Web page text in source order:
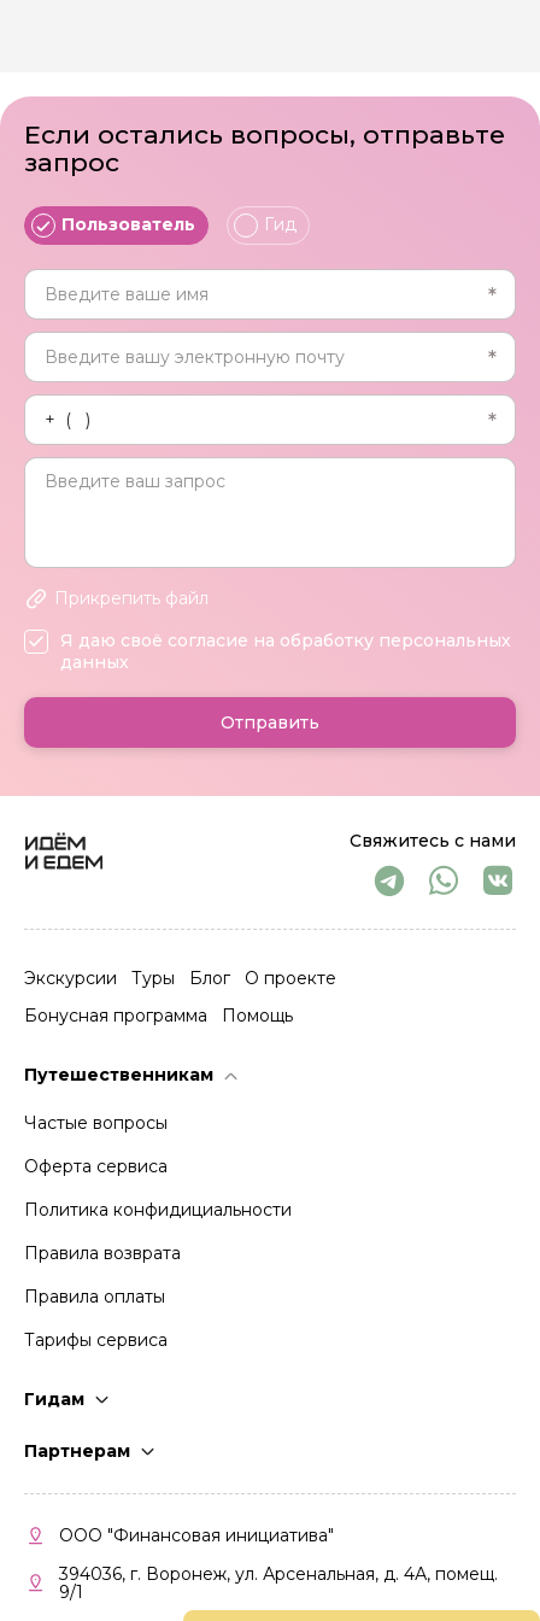
Свяжитесь с нами
Экскурсии Туры Блог
О проекте
Бонусная программа
Помощь
Путешественникам
Частые вопросы
Оферта сервиса
Политика конфидициальности
Правила возврата
Правила оплаты
Тарифы сервиса
Гидам
Партнерам
Кабинет партнера
Правила участия
ООО "Финансовая инициатива"
394036, г. Воронеж, ул. Арсенальная, д. 4А, помещ.
9/1
Если остались вопросы, отправьте
запрос
Пользователь Гид
Прикрепить файл
Я даю своё согласие на обработку персональных
данных
Отправить